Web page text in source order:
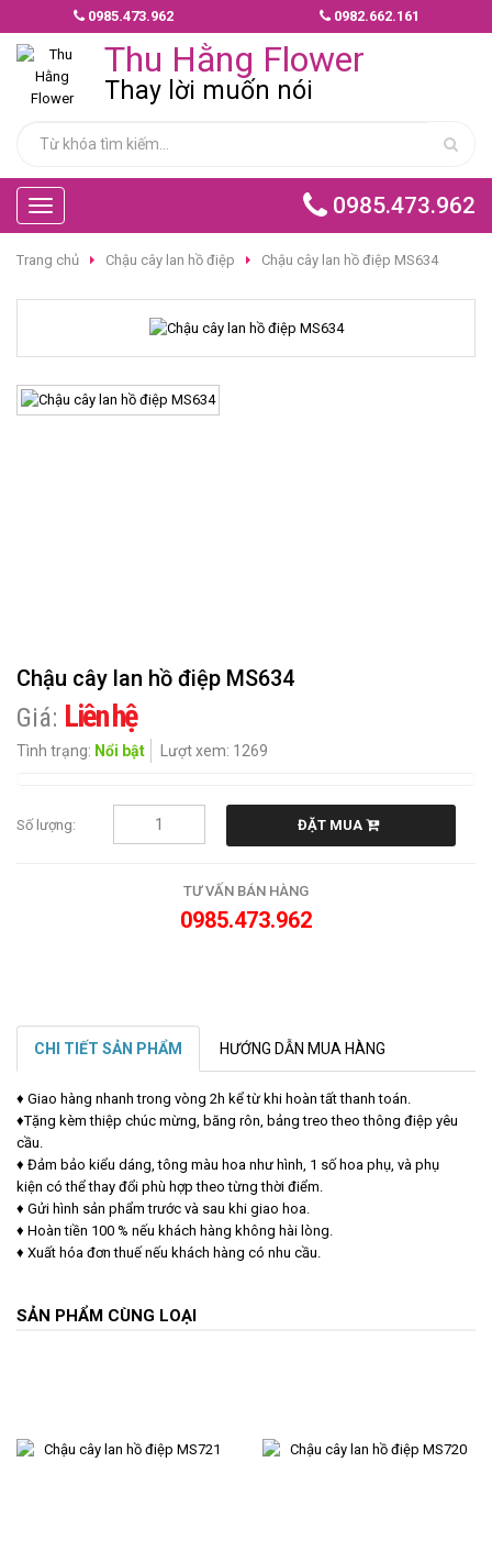
0985.473.962 0982.662.161
Thu Hằng Flower
Thay lời muốn nói
Toggle
navigation
0985.473.962
MẪU
HOA
GIAO
NHANH
CHÚC
MỪNG
BÓ
TÌNH
YÊU
QUÀ
Trang chủ Chậu cây lan hồ điệp Chậu cây lan hồ điệp MS634
Chậu cây lan hồ điệp MS634
Giá: Liên hệ
Tình trạng: Nổi bật Lượt xem: 1269
Số lượng: ĐẶT MUA
TƯ VẤN BÁN HÀNG
0985.473.962
CHI TIẾT SẢN PHẨM HƯỚNG DẪN MUA HÀNG
♦ Giao hàng nhanh trong vòng 2h kể từ khi hoàn tất thanh toán.
♦Tặng kèm thiệp chúc mừng, băng rôn, bảng treo theo thông điệp yêu
cầu.
♦ Đảm bảo kiểu dáng, tông màu hoa như hình, 1 số hoa phụ, và phụ
kiện có thể thay đổi phù hợp theo từng thời điểm.
♦ Gửi hình sản phẩm trước và sau khi giao hoa.
♦ Hoàn tiền 100 % nếu khách hàng không hài lòng.
♦ Xuất hóa đơn thuế nếu khách hàng có nhu cầu.
SẢN PHẨM CÙNG LOẠI